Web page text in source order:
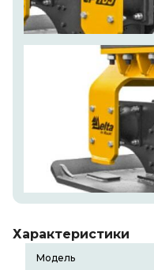
Характеристики
Модель